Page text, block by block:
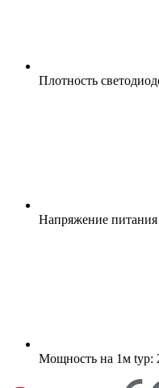
Плотность
Напряжение питания
Мощность на 1м typ: